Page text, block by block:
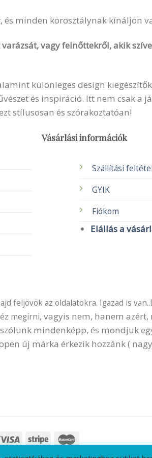
minden korosztálynak kínáljon
vagy felnőttekről, akik
különleges design
és inspiráció. Itt nem csak a
stílusosan és szórakoztatóan!
Vásárlási információk
Szállítási
GYIK
Fiókom
Elállás a
feljövök az oldalatokra. Igazad is
megírni, vagyis nem, hanem
mindenképp, és mondjuk
új márka érkezik hozzánk (